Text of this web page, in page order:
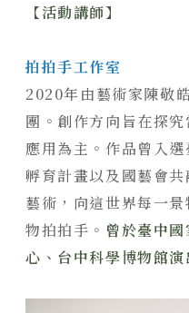
【活動講師】
拍拍手工作室
2020年由藝術家陳敬
團。創作方向旨在探
應用為主。作品曾入
孵育計畫以及國藝會
藝術，向這世界每一
物拍拍手。 曾於臺中
心、台中科學博物館演